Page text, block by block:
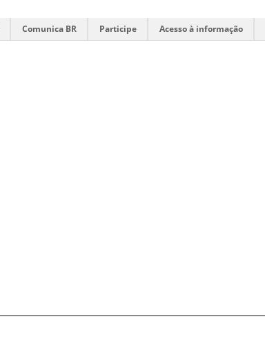
Comunica BR Participe Acesso à informação